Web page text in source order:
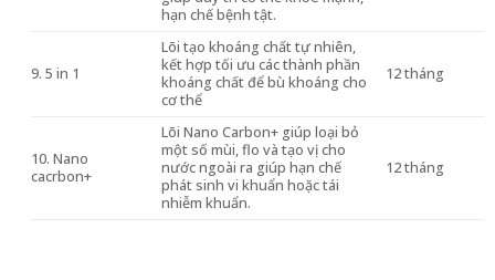
hạn chế bệnh tật.
9. 5 in 1
Lõi tạo khoáng chất tự nhiên,
kết hợp tối ưu các thành phần
khoáng chất để bù khoáng cho
cơ thể
12 tháng
10. Nano
cacrbon+
Lõi Nano Carbon+ giúp loại bỏ
một số mùi, flo và tạo vị cho
nước ngoài ra giúp hạn chế
phát sinh vi khuẩn hoặc tái
nhiễm khuẩn.
12 tháng